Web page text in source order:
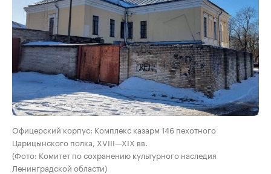
Офицерский корпус: Комплекс казарм 146 пехотного
Царицынского полка, XVIII—XIX вв.
(Фото: Комитет по сохранению культурного наследия
Ленинградской области)